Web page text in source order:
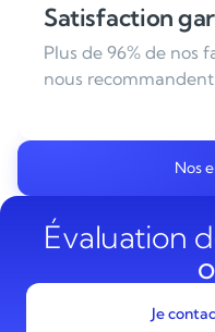
+19 000 élèves
an
Tous les ans, des
Nos
Évaluation
Je